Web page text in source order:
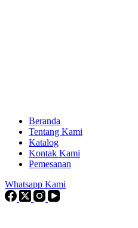
Beranda
Tentang Kami
Katalog
Kontak Kami
Pemesanan
Whatsapp Kami